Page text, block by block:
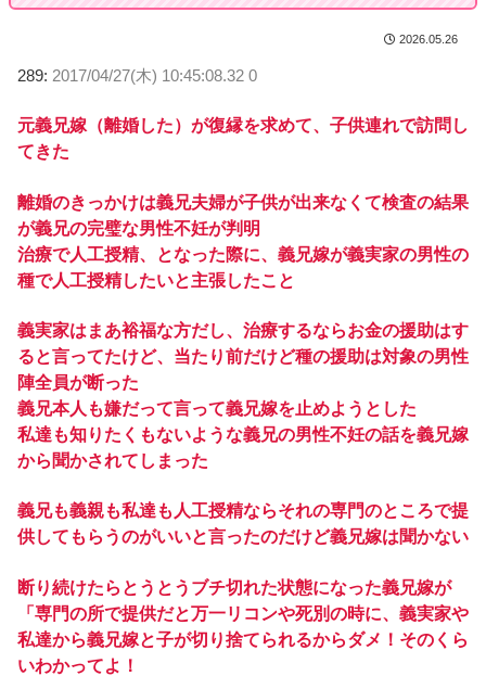
2026.05.26
289: 2017/04/27(木) 10:45:08.32 0
元義兄嫁（離婚した）が復縁を求めて、子供連れで訪問し
てきた
離婚のきっかけは義兄夫婦が子供が出来なくて検査の結果
が義兄の完璧な男性不妊が判明
治療で人工授精、となった際に、義兄嫁が義実家の男性の
種で人工授精したいと主張したこと
義実家はまあ裕福な方だし、治療するならお金の援助はす
ると言ってたけど、当たり前だけど種の援助は対象の男性
陣全員が断った
義兄本人も嫌だって言って義兄嫁を止めようとした
私達も知りたくもないような義兄の男性不妊の話を義兄嫁
から聞かされてしまった
義兄も義親も私達も人工授精ならそれの専門のところで提
供してもらうのがいいと言ったのだけど義兄嫁は聞かない
断り続けたらとうとうブチ切れた状態になった義兄嫁が
「専門の所で提供だと万一リコンや死別の時に、義実家や
私達から義兄嫁と子が切り捨てられるからダメ！そのくら
いわかってよ！